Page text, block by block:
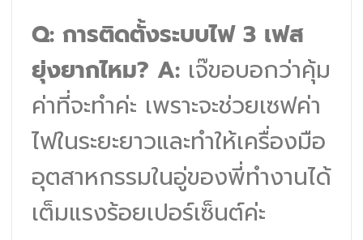
Q: การติดตั้งระบบไฟ 3 เฟส
ยุ่งยากไหม? A: เจ๊ขอบอกว่าคุ้ม
ค่าที่จะทำค่ะ เพราะจะช่วยเซฟค่า
ไฟในระยะยาวและทำให้เครื่องมือ
อุตสาหกรรมในอู่ของพี่ทำงานได้
เต็มแรงร้อยเปอร์เซ็นต์ค่ะ